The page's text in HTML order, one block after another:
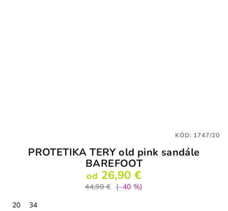
PROTETIKA TERY old pink sandále
BAREFOOT
od 26,90 €
44,90 €
(–40 %)
20
34
KÓD: 1747/20